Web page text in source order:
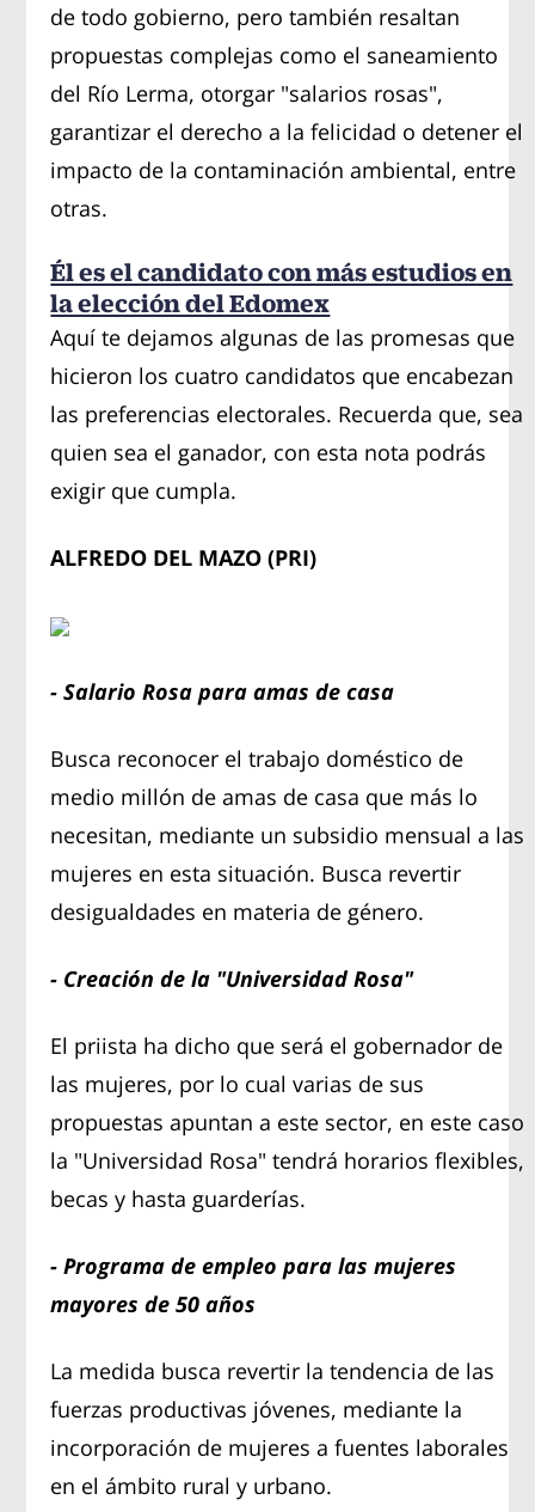
de todo gobierno, pero también resaltan
propuestas complejas como el saneamiento
del Río Lerma, otorgar "salarios rosas",
garantizar el derecho a la felicidad o detener el
impacto de la contaminación ambiental, entre
otras.
Él es el candidato con más estudios en
la elección del Edomex
Aquí te dejamos algunas de las promesas que
hicieron los cuatro candidatos que encabezan
las preferencias electorales. Recuerda que, sea
quien sea el ganador, con esta nota podrás
exigir que cumpla.
ALFREDO DEL MAZO (PRI)
- Salario Rosa para amas de casa
Busca reconocer el trabajo doméstico de
medio millón de amas de casa que más lo
necesitan, mediante un subsidio mensual a las
mujeres en esta situación. Busca revertir
desigualdades en materia de género.
- Creación de la "Universidad Rosa"
El priista ha dicho que será el gobernador de
las mujeres, por lo cual varias de sus
propuestas apuntan a este sector, en este caso
la "Universidad Rosa" tendrá horarios flexibles,
becas y hasta guarderías.
- Programa de empleo para las mujeres
mayores de 50 años
La medida busca revertir la tendencia de las
fuerzas productivas jóvenes, mediante la
incorporación de mujeres a fuentes laborales
en el ámbito rural y urbano.